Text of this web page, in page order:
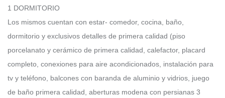
1 DORMITORIO
Los mismos cuentan con estar- comedor, cocina, baño,
dormitorio y exclusivos detalles de primera calidad (piso
porcelanato y cerámico de primera calidad, calefactor, placard
completo, conexiones para aire acondicionados, instalación para
tv y teléfono, balcones con baranda de aluminio y vidrios, juego
de baño primera calidad, aberturas modena con persianas 3